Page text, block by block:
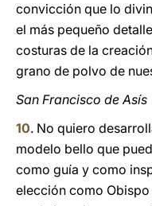
convicción que lo
el más pequeño
costuras de la
grano de polvo de
San Francisco de Asís
10. No quiero
modelo bello que
como guía y como
elección como